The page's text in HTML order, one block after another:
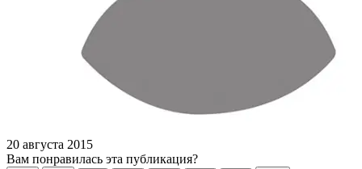
20 августа 2015
Вам понравилась эта публикация?